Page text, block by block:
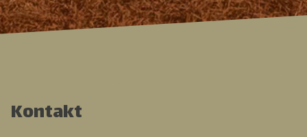
Kontakt